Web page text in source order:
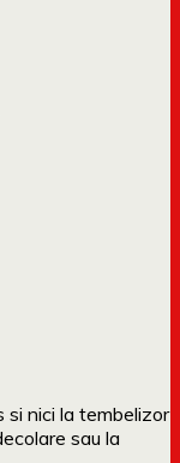
si nici la tembelizor
sau la